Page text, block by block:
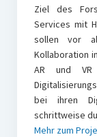
Ziel des
Services mit
sollen vor
Kollaboration
AR und
bei ihren
schrittweise
Mehr zum